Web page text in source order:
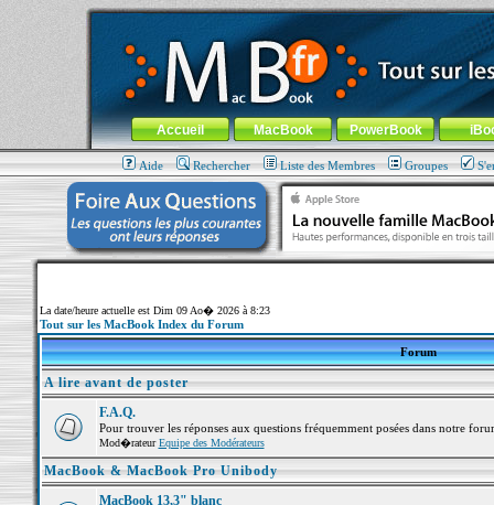
MacBook-fr.com : 100% Apple... 100% nomade !
Aller au contenu-Aller au menu général-Aller au menu de
Menu général
Accueil MacBook PowerBook
Aide Rechercher Liste des Membres Groupes
La date/heure actuelle est Dim 09 Ao� 2026 à 8:23
Tout sur les MacBook Index du Forum
Forum
A lire avant de poster
F.A.Q.
Pour trouver les réponses aux questions fréquemment posées dans notre
Mod�rateurEquipe des Modérateurs
MacBook & MacBook Pro Unibody
MacBook 13,3" blanc